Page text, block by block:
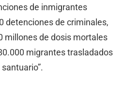
de inmigrantes
detenciones de criminales,
millones de dosis mortales
migrantes trasladados